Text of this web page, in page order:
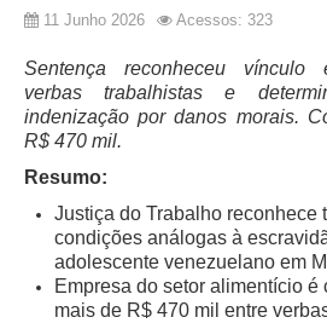
Varas do Trabalho
Juízes Roraima
Juízes Interior
Diretores
Comitês
Comitê Gestor Regional do PJe
11 Junho 2026 Acessos: 323
Sentença reconheceu vínculo
verbas trabalhistas e
indenização por danos morais.
R$ 470 mil.
Resumo:
Justiça do Trabalho reconhece
condições análogas à
adolescente venezuelano em
Empresa do setor alimentício é
mais de R$ 470 mil entre